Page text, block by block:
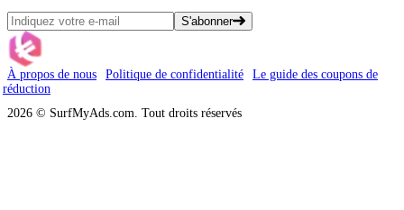
S'abonner
À propos de nous Politique de confidentialité
Le guide des coupons de
réduction
2026 © SurfMyAds.com. Tout droits réservés